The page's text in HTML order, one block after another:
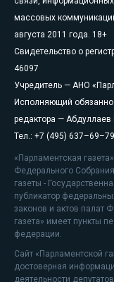
массовых
августа 2011 года. 18+
Свидетельство о
46097
Учредитель — АНО
Исполняющий
редактора — Абдуллаев
Тел.: +7 (495)
«Парламентская
Федерального
газеты -
публикатор
законов и актов палат
газета» имеет пункты
федерации.
Сайт «Парламентской
достоверная
деятельности